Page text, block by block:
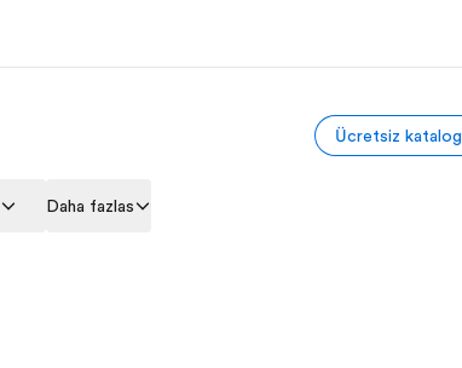
Biz kimiz?
Ücretsiz katalog
Daha fazlası